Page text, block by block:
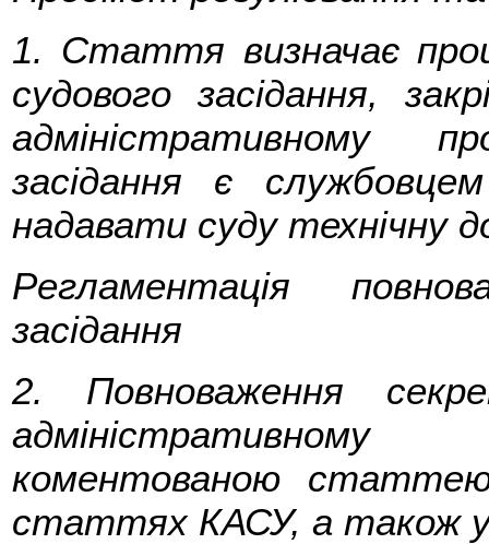
1. Стаття визначає
судового засідання,
адміністративному
засідання є
надавати суду технічну
Регламентація
засідання
2. Повноваження
коментованою
статтях КАСУ, а також у